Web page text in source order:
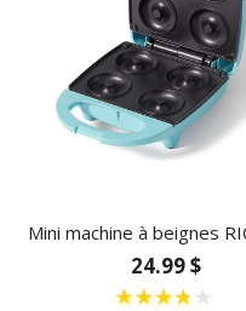
Mini machine à beignes
24.99 $